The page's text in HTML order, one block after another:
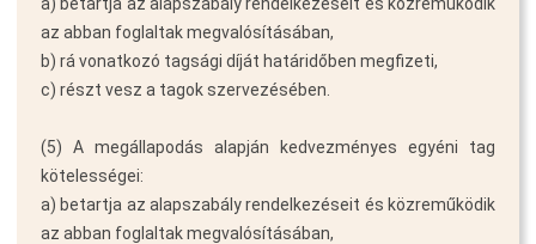
az abban foglaltak megvalósításában,
b) rá vonatkozó tagsági díját határidőben megfizeti,
c) részt vesz a tagok szervezésében.
(5) A megállapodás alapján kedvezményes egyéni tag
kötelességei:
a) betartja az alapszabály rendelkezéseit és közreműködik
az abban foglaltak megvalósításában,